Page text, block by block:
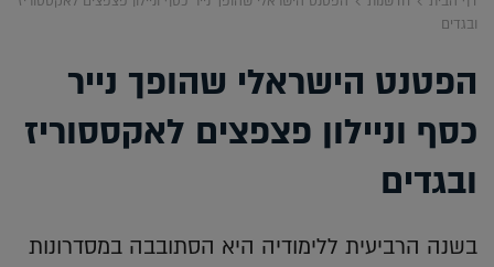
ובגדים
הפטנט הישראלי שהופך נייר
כסף וניילון פצפצים לאקססוריז
ובגדים
בשנה הרביעית ללימודיה היא הסתובבה במסדרונות